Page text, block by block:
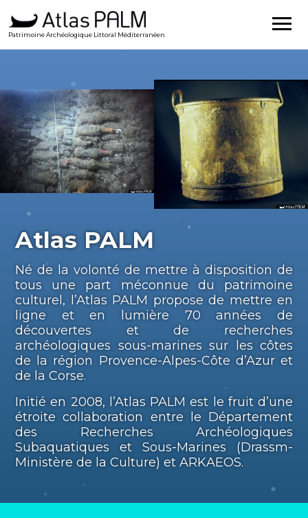
Patrimoine Archéologique Littoral Méditerranéen
Atlas PALM
Né de la volonté de mettre à disposition de
tous une part méconnue du patrimoine
culturel, l’Atlas PALM propose de mettre en
ligne et en lumière 70 années de
découvertes et de recherches
archéologiques sous-marines sur les côtes
de la région Provence-Alpes-Côte d’Azur et
de la Corse.
Initié en 2008, l’Atlas PALM est le fruit d’une
étroite collaboration entre le Département
des Recherches Archéologiques
Subaquatiques et Sous-Marines (Drassm-
Ministère de la Culture) et ARKAEOS.